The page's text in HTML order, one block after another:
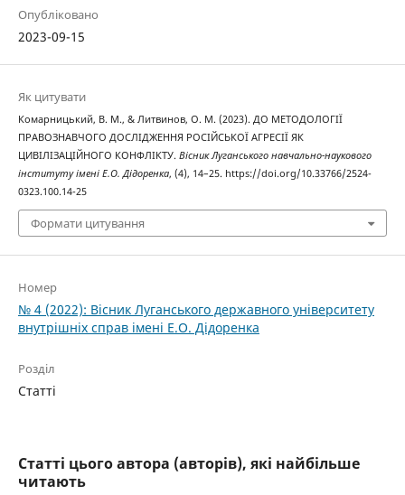
Опубліковано
2023-09-15
Як цитувати
Комарницький, В. М., & Литвинов, О. М. (2023). ДО МЕТОДОЛОГІЇ
ПРАВОЗНАВЧОГО ДОСЛІДЖЕННЯ РОСІЙСЬКОЇ АГРЕСІЇ ЯК
ЦИВІЛІЗАЦІЙНОГО КОНФЛІКТУ. Вісник Луганського навчально-наукового
інституту імені Е.О. Дідоренка, (4), 14–25. https://doi.org/10.33766/2524-
0323.100.14-25
Формати цитування
Номер
№ 4 (2022): Вісник Луганського державного університету
внутрішніх справ імені Е.О. Дідоренка
Розділ
Статті
Статті цього автора (авторів), які найбільше
читають